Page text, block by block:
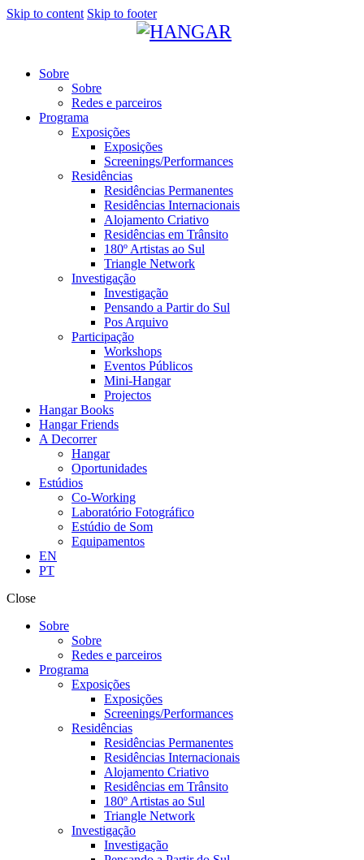
Skip to content Skip to footer
Sobre
Sobre
Redes e parceiros
Programa
Exposições
Exposições
Screenings/Performances
Residências
Residências Permanentes
Residências Internacionais
Alojamento Criativo
Residências em Trânsito
180º Artistas ao Sul
Triangle Network
Investigação
Investigação
Pensando a Partir do Sul
Pos Arquivo
Participação
Workshops
Eventos Públicos
Mini-Hangar
Projectos
Hangar Books
Hangar Friends
A Decorrer
Hangar
Oportunidades
Estúdios
Co-Working
Laboratório Fotográfico
Estúdio de Som
Equipamentos
EN
PT
Close
Sobre
Sobre
Redes e parceiros
Programa
Exposições
Exposições
Screenings/Performances
Residências
Residências Permanentes
Residências Internacionais
Alojamento Criativo
Residências em Trânsito
180º Artistas ao Sul
Triangle Network
Investigação
Investigação